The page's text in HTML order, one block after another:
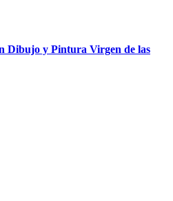
Dibujo y Pintura Virgen de las